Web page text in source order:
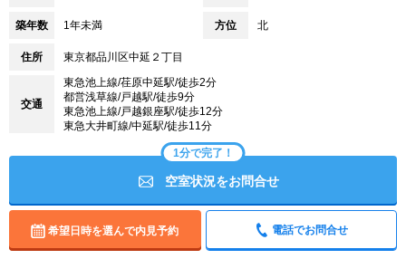
築年数 1年未満 方位 北
住所 東京都品川区中延２丁目
交通
東急池上線/荏原中延駅/徒歩2分
都営浅草線/戸越駅/徒歩9分
東急池上線/戸越銀座駅/徒歩12分
東急大井町線/中延駅/徒歩11分
1分で完了！
空室状況をお問合せ
希望日時を選んで内見予約 電話でお問合せ